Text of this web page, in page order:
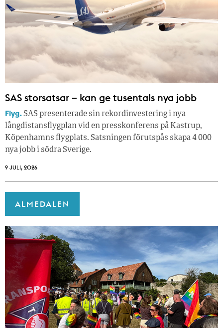
SAS storsatsar – kan ge tusentals nya jobb
Flyg.SAS presenterade sin rekordinvestering i nya
långdistansflygplan vid en presskonferens på Kastrup,
Köpenhamns flygplats. Satsningen förutspås skapa 4 000
nya jobb i södra Sverige.
9 JULI, 2026
ALMEDALEN